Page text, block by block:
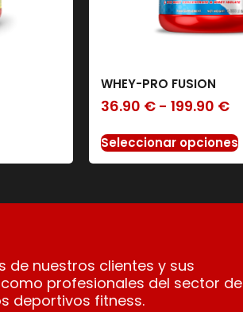
WHEY-PRO FUSION
36.90 € - 199.90 €
Seleccionar opciones
de nuestros clientes y sus
profesionales del sector de
deportivos fitness.